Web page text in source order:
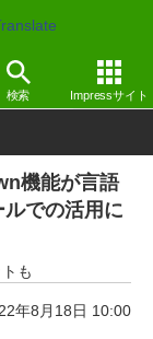
検索 Impressサイト
Windows
機能が言語
での活用に
も
年8月18日 10:00